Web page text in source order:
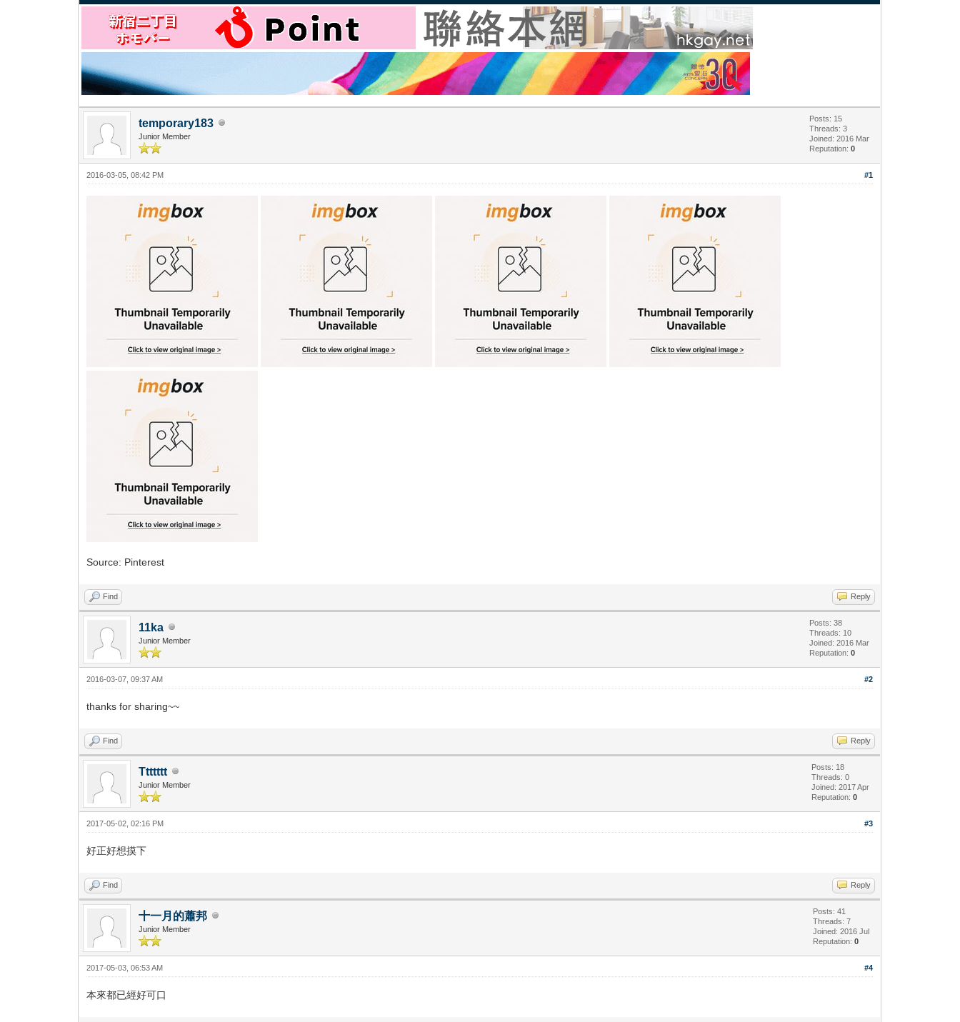
temporary183
Junior Member
Posts: 15
Threads: 3
Joined: 2016 Mar
Reputation:0
#1
2016-03-05, 08:42 PM
Source: Pinterest
Find Reply
11ka
Junior Member
Posts: 38
Threads: 10
Joined: 2016 Mar
Reputation:0
#2
2016-03-07, 09:37 AM
thanks for sharing~~
Find Reply
Ttttttt
Junior Member
Posts: 18
Threads: 0
Joined: 2017 Apr
Reputation:0
#3
2017-05-02, 02:16 PM
好正好想摸下
Find Reply
十一月的蕭邦
Junior Member
Posts: 41
Threads: 7
Joined: 2016 Jul
Reputation:0
#4
2017-05-03, 06:53 AM
本來都已經好可口